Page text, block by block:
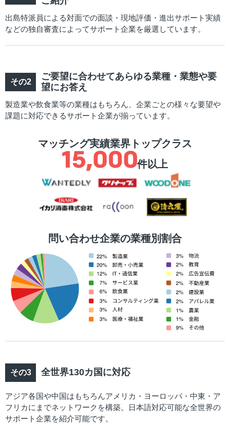
出島特派員による対面での面談・現地評価・進出サポート実績
などの独自審査によってサポート企業を厳選しています。
ご要望に合わせてあらゆる業種・業態や要
望にお答え
製造業や飲食業等の業種はもちろん、企業ごとの様々な要望や
課題に対応できるサポート企業が揃っています。
マッチング実績業界トップクラス
件以上
問い合わせ企業の業種別割合
全世界130カ国に対応
アジア各国や中国はもちろんアメリカ・ヨーロッパ・中東・ア
フリカにまでネットワークを構築。日本語対応可能な全世界の
サポート企業を紹介可能です。